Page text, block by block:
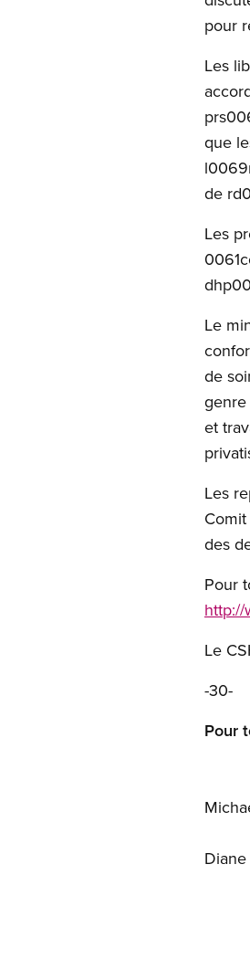
pour
Les
que
de
Les
Le
de
et
Les
des
Pour
http://
Le
-30-
Pour